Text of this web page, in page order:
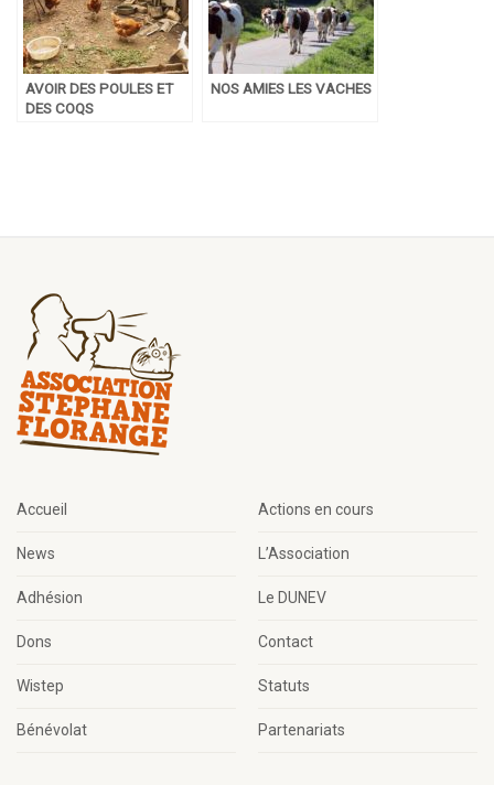
AVOIR DES POULES ET
DES COQS
NOS AMIES LES VACHES
Accueil Actions en cours
News L’Association
Adhésion Le DUNEV
Dons Contact
Wistep Statuts
Bénévolat Partenariats